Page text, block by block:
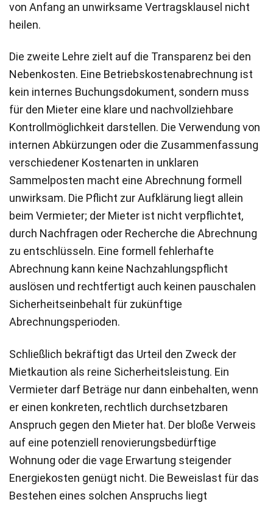
von Anfang an unwirksame Vertragsklausel nicht
heilen.
Die zweite Lehre zielt auf die Transparenz bei den
Nebenkosten. Eine Betriebskostenabrechnung ist
kein internes Buchungsdokument, sondern muss
für den Mieter eine klare und nachvollziehbare
Kontrollmöglichkeit darstellen. Die Verwendung von
internen Abkürzungen oder die Zusammenfassung
verschiedener Kostenarten in unklaren
Sammelposten macht eine Abrechnung formell
unwirksam. Die Pflicht zur Aufklärung liegt allein
beim Vermieter; der Mieter ist nicht verpflichtet,
durch Nachfragen oder Recherche die Abrechnung
zu entschlüsseln. Eine formell fehlerhafte
Abrechnung kann keine Nachzahlungspflicht
auslösen und rechtfertigt auch keinen pauschalen
Sicherheitseinbehalt für zukünftige
Abrechnungsperioden.
Schließlich bekräftigt das Urteil den Zweck der
Mietkaution als reine Sicherheitsleistung. Ein
Vermieter darf Beträge nur dann einbehalten, wenn
er einen konkreten, rechtlich durchsetzbaren
Anspruch gegen den Mieter hat. Der bloße Verweis
auf eine potenziell renovierungsbedürftige
Wohnung oder die vage Erwartung steigender
Energiekosten genügt nicht. Die Beweislast für das
Bestehen eines solchen Anspruchs liegt